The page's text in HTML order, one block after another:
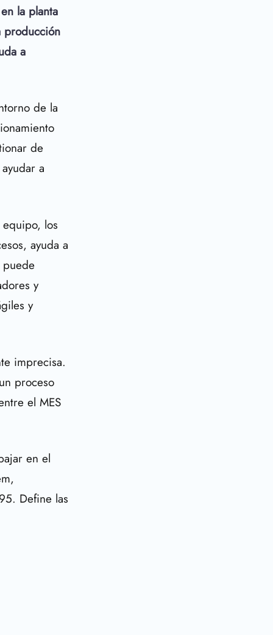
la planta
producción
a
de la
de
a
los
ayuda a
y
y
imprecisa.
proceso
el MES
en el
Define las